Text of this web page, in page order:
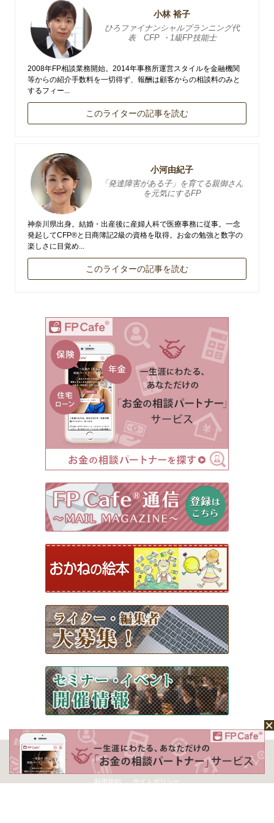
小林 裕子
ひろファイナンシャルプランニング代
表 CFP ・1級FP技能士
2008年FP相談業務開始。2014年事務所運営スタイルを金融機関
等からの紹介手数料を一切得ず、報酬は顧客からの相談料のみと
するフィー...
このライターの記事を読む
小河由紀子
「発達障害がある子」を育てる親御さん
を元気にするFP
神奈川県出身。結婚・出産後に産婦人科で医療事務に従事。一念
発起してCFP®と日商簿記2級の資格を取得。お金の勉強と数字の
楽しさに目覚め...
このライターの記事を読む
ホーム Mochaについて 運営会社
記事広告掲載について
ライター一覧
ライター・編集者募集 お問い合わせ
個人情報保護方針
利用規約
サイトポリシー